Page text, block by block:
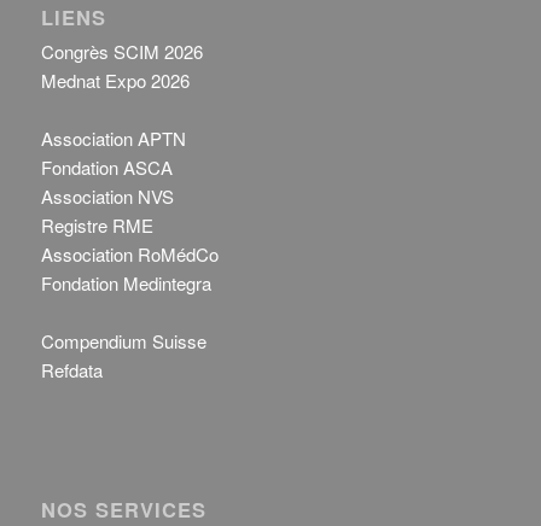
LIENS
Congrès SCIM 2026
Mednat Expo 2026
Association APTN
Fondation ASCA
Association NVS
Registre RME
Association RoMédCo
Fondation Medintegra
Compendium Suisse
Refdata
NOS SERVICES